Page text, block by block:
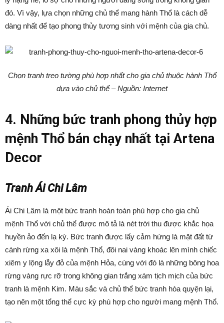
đó. Vì vậy, lựa chọn những chủ thể mang hành Thổ là cách dễ
dàng nhất để tạo phong thủy tương sinh với mệnh của gia chủ.
Chọn tranh treo tường phù hợp nhất cho gia chủ thuộc hành Thổ
dựa vào chủ thể – Nguồn: Internet
4. Những bức tranh phong thủy hợp
mệnh Thổ bán chạy nhất tại Artena
Decor
Tranh Ái Chi Lâm
Ái Chi Lâm là một bức tranh hoàn toàn phù hợp cho gia chủ
mệnh Thổ với chủ thể được mô tả là nét trời thu được khắc họa
huyền ảo đến lạ kỳ. Bức tranh được lấy cảm hứng là mặt đất từ
cánh rừng xa xôi là mệnh Thổ, đôi nai vàng khoác lên mình chiếc
xiêm y lộng lẫy đỏ của mệnh Hỏa, cùng với đó là những bông hoa
rừng vàng rực rỡ trong không gian trắng xám tịch mịch của bức
tranh là mệnh Kim. Màu sắc và chủ thể bức tranh hòa quyện lại,
tạo nên một tổng thể cực kỳ phù hợp cho người mang mệnh Thổ.